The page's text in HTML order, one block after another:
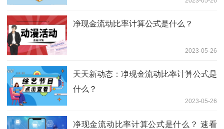
净现金流动比率计算公式是什么？
2023-05-26
天天新动态：净现金流动比率计算公式是
什么？
2023-05-26
净现金流动比率计算公式是什么？ 速看